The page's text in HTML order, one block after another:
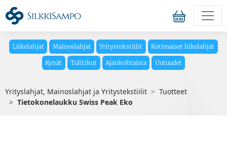
Liikelahjat Mainoslahjat Yritystekstiilit Kotimaiset liikelahjat
Kynät Tulitikut Ajankohtaista Uutuudet
Yrityslahjat, Mainoslahjat ja Yritystekstiilit
Tuotteet
Tietokonelaukku Swiss Peak Eko